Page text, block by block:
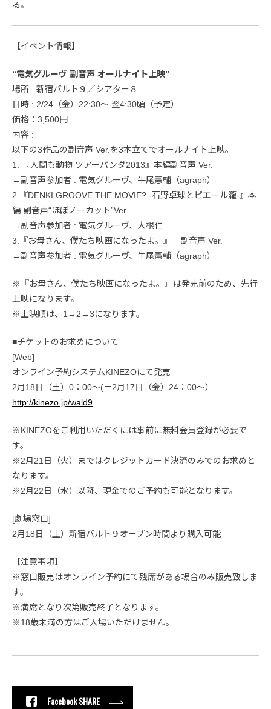
る。
【イベント情報】
“電気グルーヴ 副音声 オールナイト上映”
場所 : 新宿バルト９／シアター８
日時 : 2/24（金）22:30～ 翌4:30頃（予定）
価格：3,500円
内容 :
以下の3作品の副音声 Ver.を3本立てでオールナイト上映。
1. 『人間も動物 ツアーパンダ2013』本編副音声 Ver.
→副音声参加者 : 電気グルーヴ、牛尾憲輔（agraph）
2.『DENKI GROOVE THE MOVIE? -石野卓球とピエール瀧-』本
編 副音声“ほぼノーカット”Ver.
→副音声参加者 : 電気グルーヴ、大根仁
3.『お母さん、僕たち映画になったよ。』 副音声 Ver.
→副音声参加者 : 電気グルーヴ、牛尾憲輔（agraph）
※『お母さん、僕たち映画になったよ。』は発売前のため、先行
上映になります。
※上映順は、1→2→3になります。
■チケットのお求めについて
[Web]
オンライン予約システムKINEZOにて発売
2月18日（土）0：00～(＝2月17日（金）24：00～）
http://kinezo.jp/wald9
※KINEZOをご利用いただくには事前に無料会員登録が必要で
す。
※2月21日（火）まではクレジットカード決済のみでのお求めと
なります。
※2月22日（水）以降、現金でのご予約も可能となります。
[劇場窓口]
2月18日（土）新宿バルト９オープン時間より購入可能
【注意事項】
※窓口販売はオンライン予約にて残席がある場合のみ販売致しま
す。
※満席となり次第販売終了となります。
※18歳未満の方はご入場いただけません。
Facebook SHARE